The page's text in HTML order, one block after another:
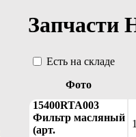
Запчасти
Есть на складе
Фото
15400RTA003
Фильтp масляный
(арт.